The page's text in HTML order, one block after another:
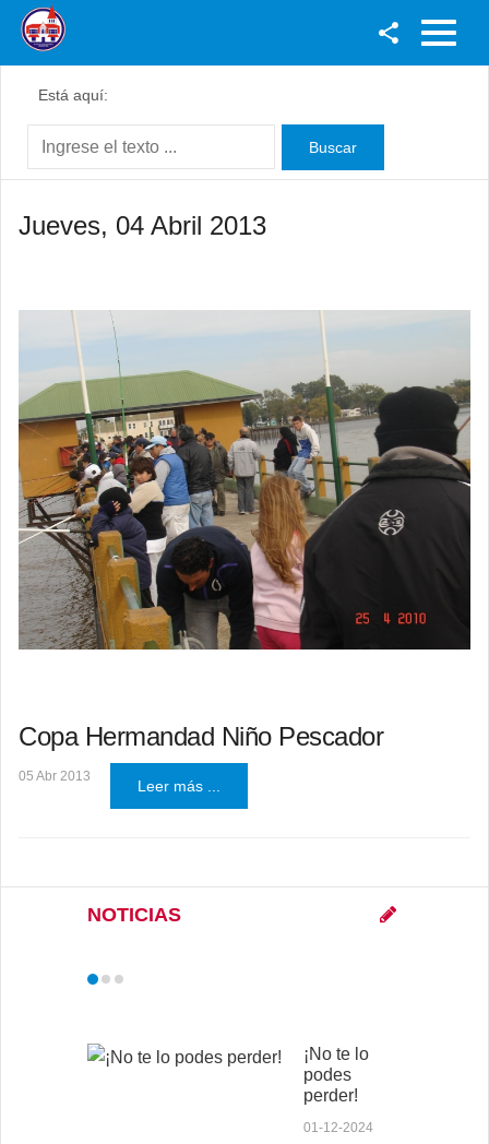
Está aquí:
Jueves, 04 Abril 2013
Copa Hermandad Niño Pescador
05 Abr 2013
Leer más ...
NOTICIAS
¡No te lo
podes
perder!
01-12-2024